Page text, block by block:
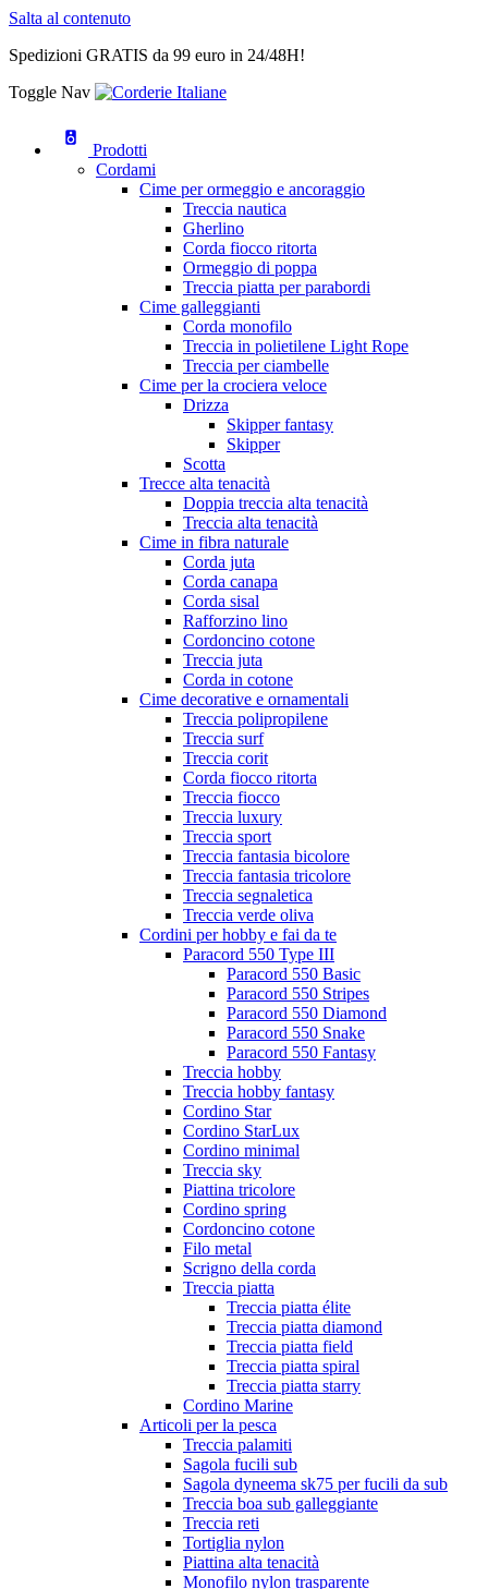
Salta al contenuto
Spedizioni GRATIS da 99 euro in 24/48H!
Toggle Nav
Prodotti
Cordami
Cime per ormeggio e ancoraggio
Treccia nautica
Gherlino
Corda fiocco ritorta
Ormeggio di poppa
Treccia piatta per parabordi
Cime galleggianti
Corda monofilo
Treccia in polietilene Light Rope
Treccia per ciambelle
Cime per la crociera veloce
Drizza
Skipper fantasy
Skipper
Scotta
Trecce alta tenacità
Doppia treccia alta tenacità
Treccia alta tenacità
Cime in fibra naturale
Corda juta
Corda canapa
Corda sisal
Rafforzino lino
Cordoncino cotone
Treccia juta
Corda in cotone
Cime decorative e ornamentali
Treccia polipropilene
Treccia surf
Treccia corit
Corda fiocco ritorta
Treccia fiocco
Treccia luxury
Treccia sport
Treccia fantasia bicolore
Treccia fantasia tricolore
Treccia segnaletica
Treccia verde oliva
Cordini per hobby e fai da te
Paracord 550 Type III
Paracord 550 Basic
Paracord 550 Stripes
Paracord 550 Diamond
Paracord 550 Snake
Paracord 550 Fantasy
Treccia hobby
Treccia hobby fantasy
Cordino Star
Cordino StarLux
Cordino minimal
Treccia sky
Piattina tricolore
Cordino spring
Cordoncino cotone
Filo metal
Scrigno della corda
Treccia piatta
Treccia piatta élite
Treccia piatta diamond
Treccia piatta field
Treccia piatta spiral
Treccia piatta starry
Cordino Marine
Articoli per la pesca
Treccia palamiti
Sagola fucili sub
Sagola dyneema sk75 per fucili da sub
Treccia boa sub galleggiante
Treccia reti
Tortiglia nylon
Piattina alta tenacità
Monofilo nylon trasparente